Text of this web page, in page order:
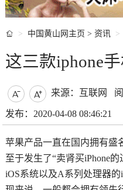
 中国黄山网主页 > 资讯
这三款iphone
  来源：互联网
发布：2020-04-08 08:46:21
苹果产品一直在国内拥有盛
至于发生了“卖肾买iPhone
iOS系统以及A系列处理器